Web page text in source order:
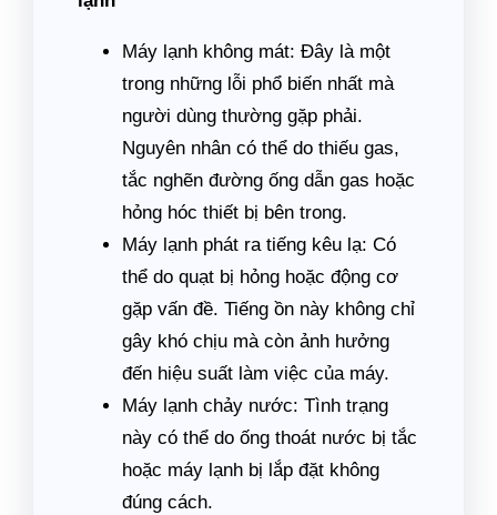
Máy lạnh không mát: Đây là một
trong những lỗi phổ biến nhất mà
người dùng thường gặp phải.
Nguyên nhân có thể do thiếu gas,
tắc nghẽn đường ống dẫn gas hoặc
hỏng hóc thiết bị bên trong.
Máy lạnh phát ra tiếng kêu lạ: Có
thể do quạt bị hỏng hoặc động cơ
gặp vấn đề. Tiếng ồn này không chỉ
gây khó chịu mà còn ảnh hưởng
đến hiệu suất làm việc của máy.
Máy lạnh chảy nước: Tình trạng
này có thể do ống thoát nước bị tắc
hoặc máy lạnh bị lắp đặt không
đúng cách.